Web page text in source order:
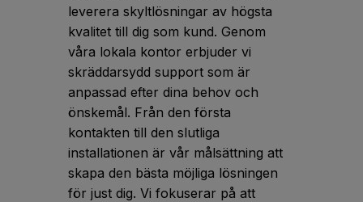
leverera skyltlösningar av högsta
kvalitet till dig som kund. Genom
våra lokala kontor erbjuder vi
skräddarsydd support som är
anpassad efter dina behov och
önskemål. Från den första
kontakten till den slutliga
installationen är vår målsättning att
skapa den bästa möjliga lösningen
för just dig. Vi fokuserar på att